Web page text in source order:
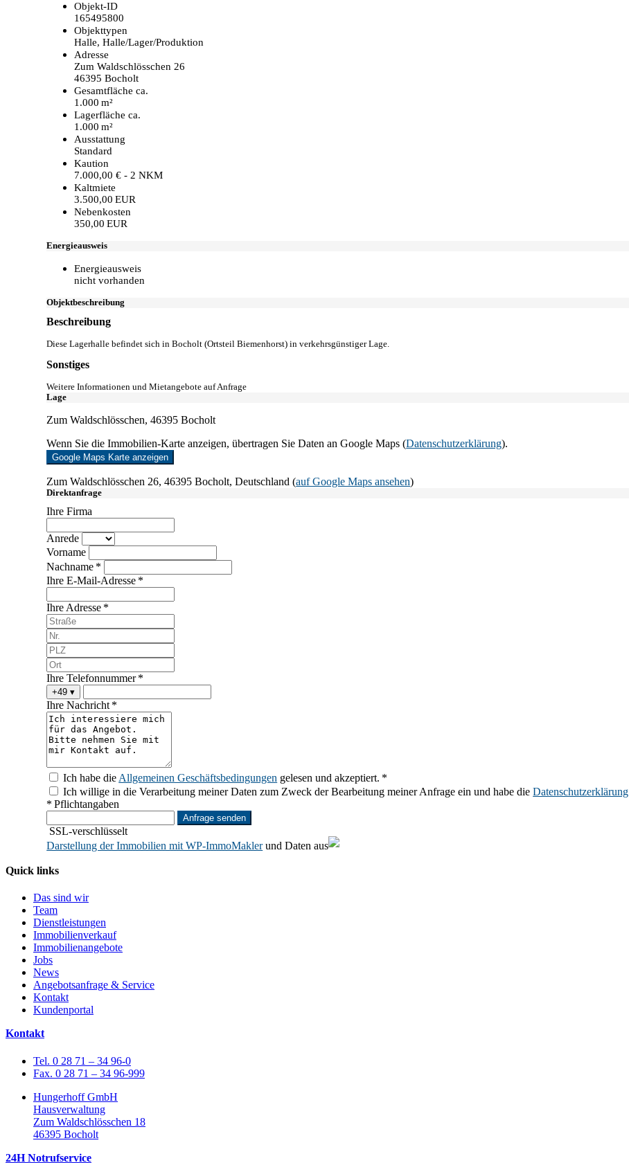
Objekt-ID
165495800
Objekttypen
Halle, Halle/Lager/Produktion
Adresse
Zum Waldschlösschen 26
46395 Bocholt
Gesamtfläche ca.
1.000 m²
Lagerfläche ca.
1.000 m²
Ausstattung
Standard
Kaution
7.000,00 € - 2 NKM
Kaltmiete
3.500,00 EUR
Nebenkosten
350,00 EUR
Energieausweis
Energieausweis
nicht vorhanden
Objekt­beschreibung
Beschreibung
Diese Lagerhalle befindet sich in Bocholt (Ortsteil Biemenhorst) in verkehrsgünstiger Lage.
Sonstiges
Weitere Informationen und Mietangebote auf Anfrage
Lage
Zum Waldschlösschen, 46395 Bocholt
Wenn Sie die Immobilien-Karte anzeigen, übertragen Sie Daten an Google Maps (Datenschutzerklärung).
Google Maps Karte anzeigen
Zum Waldschlösschen 26, 46395 Bocholt, Deutschland (auf Google Maps ansehen)
Direktanfrage
Ihre Firma
Anrede
Vorname
Nachname *
Ihre E-Mail-Adresse *
Ihre Adresse *
Ihre Telefonnummer *
+49 ▾
Ihre Nachricht *
Ich habe die Allgemeinen Geschäftsbedingungen gelesen und akzeptiert. *
Ich willige in die Verarbeitung meiner Daten zum Zweck der Bearbeitung meiner Anfrage ein und habe dieDatenschutzerklärung
* Pflichtangaben
Anfrage senden
SSL-verschlüsselt
Darstellung der Immobilien mit WP-ImmoMaklerund Daten aus
Quick links
Das sind wir
Team
Dienstleistungen
Immobilienverkauf
Immobilienangebote
Jobs
News
Angebotsanfrage & Service
Kontakt
Kundenportal
Kontakt
Tel. 0 28 71 – 34 96-0
Fax. 0 28 71 – 34 96-999
Hungerhoff GmbH
Hausverwaltung
Zum Waldschlösschen 18
46395 Bocholt
24H Notrufservice